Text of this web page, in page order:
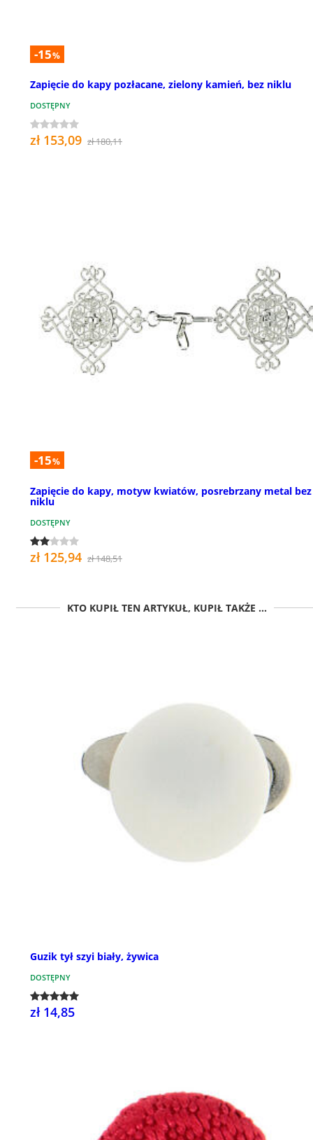
-15%
Zapięcie do kapy pozłacane, zielony kamień, bez niklu
DOSTĘPNY
zł 153,09 zł 180,11
-15%
Zapięcie do kapy, motyw kwiatów, posrebrzany metal bez
niklu
DOSTĘPNY
zł 125,94 zł 148,51
KTO KUPIŁ TEN ARTYKUŁ, KUPIŁ TAKŻE ...
Guzik tył szyi biały, żywica
DOSTĘPNY
zł 14,85